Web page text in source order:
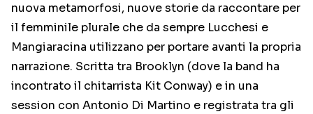
nuova metamorfosi, nuove storie da raccontare per
il femminile plurale che da sempre Lucchesi e
Mangiaracina utilizzano per portare avanti la propria
narrazione. Scritta tra Brooklyn (dove la band ha
incontrato il chitarrista Kit Conway) e in una
session con Antonio Di Martino e registrata tra gli